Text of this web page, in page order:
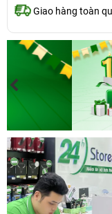
Giao hàng toàn